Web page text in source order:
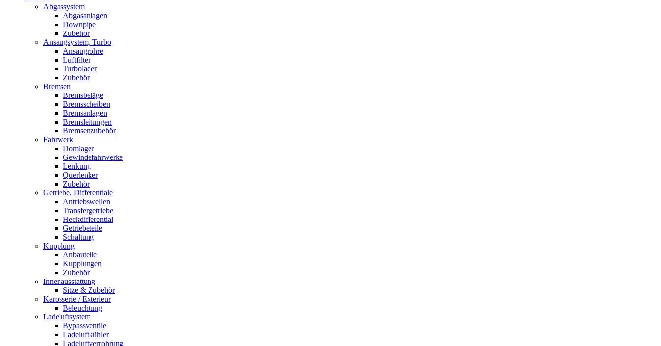
Abgassystem
Abgasanlagen
Downpipe
Zubehör
Ansaugsystem, Turbo
Ansaugrohre
Luftfilter
Turbolader
Zubehör
Bremsen
Bremsbeläge
Bremsscheiben
Bremsanlagen
Bremsleitungen
Bremsenzubehör
Fahrwerk
Domlager
Gewindefahrwerke
Lenkung
Querlenker
Zubehör
Getriebe, Differentiale
Antriebswellen
Transfergetriebe
Heckdifferential
Getriebeteile
Schaltung
Kupplung
Anbauteile
Kupplungen
Zubehör
Innenausstattung
Sitze & Zubehör
Karosserie / Exterieur
Beleuchtung
Ladeluftsystem
Bypassventile
Ladeluftkühler
Ladeluftverrohrung